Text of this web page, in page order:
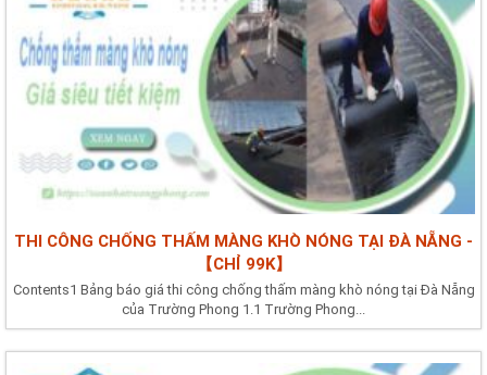
THI CÔNG CHỐNG THẤM MÀNG KHÒ NÓNG TẠI ĐÀ NẴNG -
【CHỈ 99K】
Contents1 Bảng báo giá thi công chống thấm màng khò nóng tại Đà Nẵng
của Trường Phong 1.1 Trường Phong...